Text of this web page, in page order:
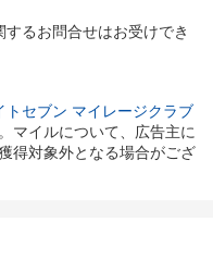
るお問合せはお受けでき
トセブン マイレージクラブ
マイルについて、広告主に
得対象外となる場合がござ